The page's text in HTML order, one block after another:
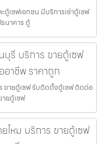
เซฟเอกชน มีบริการเช่าตู้เซฟ
นาคาร ตู้
บุรี บริการ ขายตู้เซฟ
าชีพ ราคาถูก
ขายตู้เซฟ รับติดตั้งตู้เซฟ ติดต่อ
ยตู้เซฟ
ไหม บริการ ขายตู้เซฟ